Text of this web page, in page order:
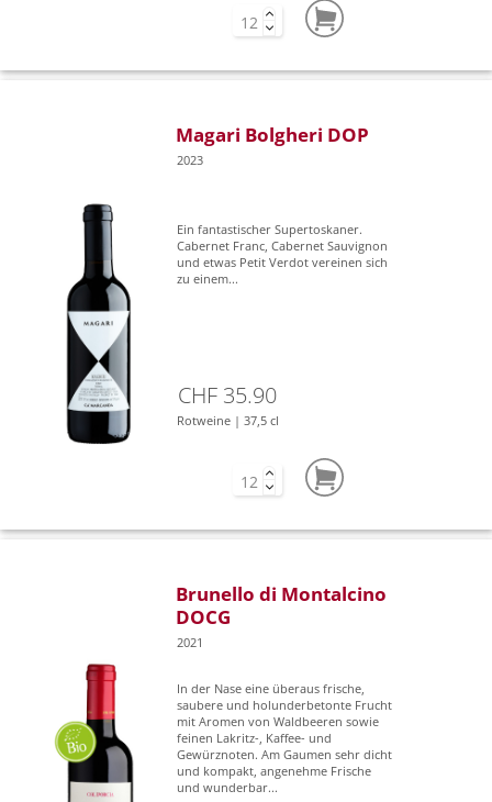
Magari Bolgheri DOP
2023
Ein fantastischer Supertoskaner.
Cabernet Franc, Cabernet Sauvignon
und etwas Petit Verdot vereinen sich
zu einem...
CHF 35.90
Rotweine | 37,5 cl
Brunello di Montalcino
DOCG
2021
In der Nase eine überaus frische,
saubere und holunderbetonte Frucht
mit Aromen von Waldbeeren sowie
feinen Lakritz-, Kaffee- und
Gewürznoten. Am Gaumen sehr dicht
und kompakt, angenehme Frische
und wunderbar...